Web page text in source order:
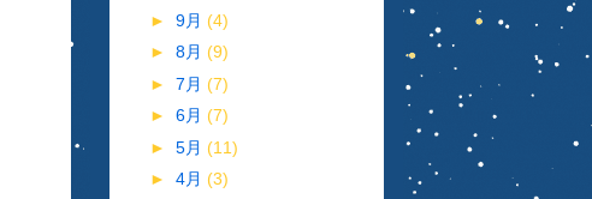
► 9月 (4)
► 8月 (9)
► 7月 (7)
► 6月 (7)
► 5月 (11)
► 4月 (3)